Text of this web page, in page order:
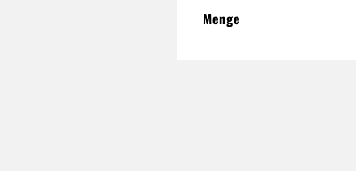
Menge